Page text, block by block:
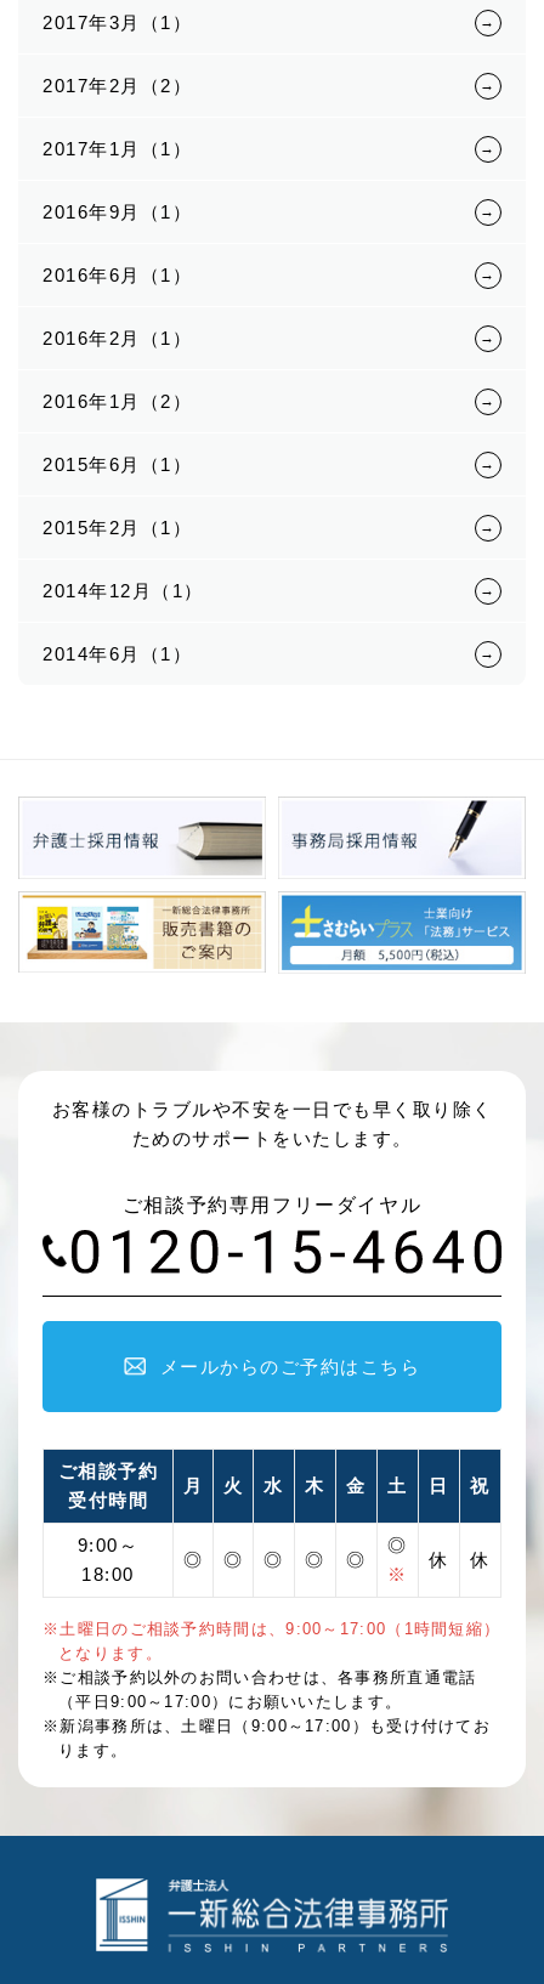
2017年3月（1）
2017年2月（2）
2017年1月（1）
2016年9月（1）
2016年6月（1）
2016年2月（1）
2016年1月（2）
2015年6月（1）
2015年2月（1）
2014年12月（1）
2014年6月（1）
お客様のトラブルや不安を一日でも早く取り除く
ためのサポートをいたします。
ご相談予約専用フリーダイヤル
メールからのご予約はこちら
ご相談予約
受付時間
月 火 水 木 金 土 日 祝
9:00～
18:00
◎ ◎ ◎ ◎ ◎
◎
※
休 休
※土曜日のご相談予約時間は、9:00～17:00（1時間短縮）
となります。
※ご相談予約以外のお問い合わせは、各事務所直通電話
（平日9:00～17:00）にお願いいたします。
※新潟事務所は、土曜日（9:00～17:00）も受け付けてお
ります。